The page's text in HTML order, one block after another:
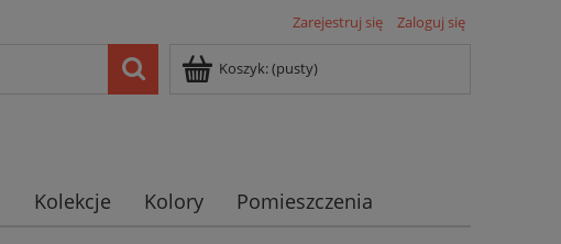
Zarejestruj się Zaloguj się
Koszyk:(pusty)
Kolekcje Kolory Pomieszczenia